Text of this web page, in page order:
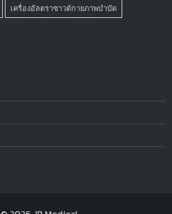
เครื่องอัลตราซาวด์กายภาพบำบัด